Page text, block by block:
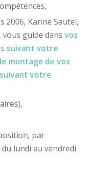
2006, Karine Sautel,
guide dans vos
suivant votre
le montage de vos
votre
par
du lundi au vendredi